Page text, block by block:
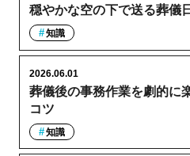
穏やかな空の下で送る葬儀
知識
葬儀後の事務作業を劇的に
コツ
2026.06.01
知識